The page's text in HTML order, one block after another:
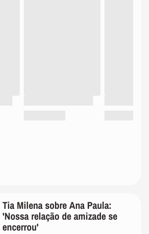
Tia Milena sobre Ana Paula:
'Nossa relação de amizade se
encerrou'